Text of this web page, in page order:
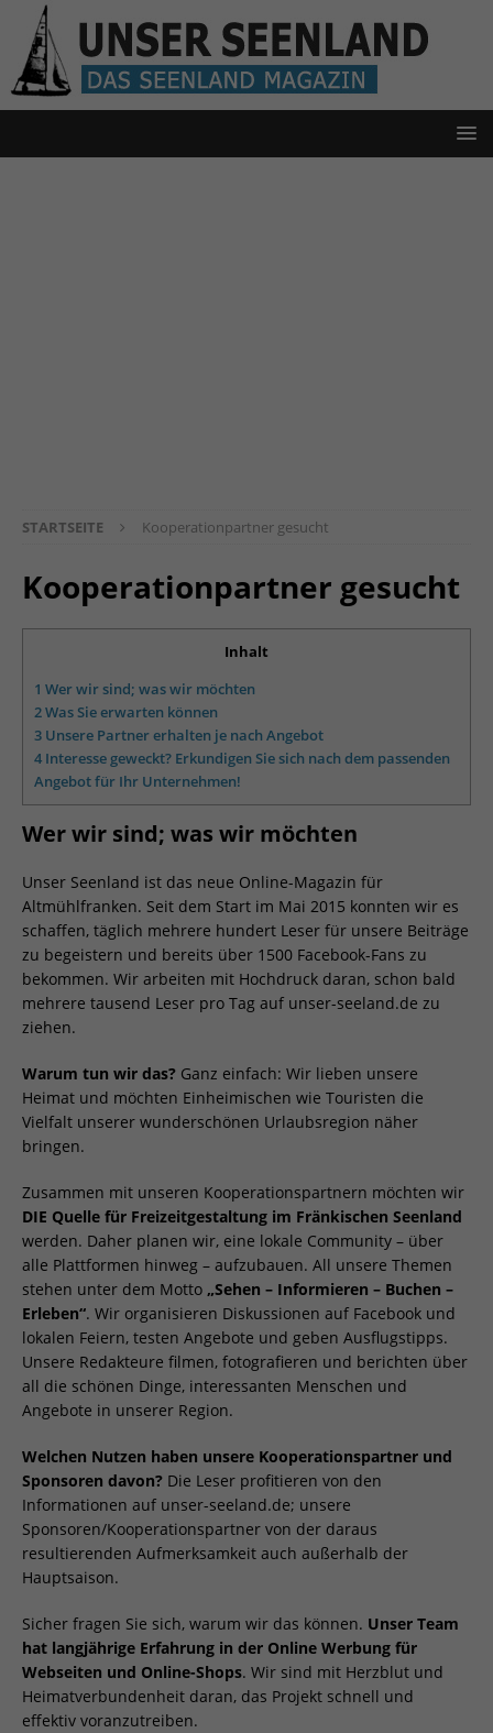
STARTSEITE Kooperationpartner gesucht
Kooperationpartner gesucht
Inhalt
1 Wer wir sind; was wir möchten
2Was Sie erwarten können
3 Unsere Partner erhalten je nach Angebot
4 Interesse geweckt? Erkundigen Sie sich nach dem passenden
Angebot für Ihr Unternehmen!
Wer wir sind; was wir möchten
Unser Seenland ist das neue Online-Magazin für
Altmühlfranken. Seit dem Start im Mai 2015 konnten wir es
schaffen, täglich mehrere hundert Leser für unsere Beiträge
zu begeistern und bereits über 1500 Facebook-Fans zu
bekommen. Wir arbeiten mit Hochdruck daran, schon bald
mehrere tausend Leser pro Tag auf unser-seeland.de zu
ziehen.
Warum tun wir das? Ganz einfach: Wir lieben unsere
Heimat und möchten Einheimischen wie Touristen die
Vielfalt unserer wunderschönen Urlaubsregion näher
bringen.
Zusammen mit unseren Kooperationspartnern möchten wir
DIE Quelle für Freizeitgestaltung im Fränkischen Seenland
werden. Daher planen wir, eine lokale Community – über
alle Plattformen hinweg – aufzubauen. All unsere Themen
stehen unter dem Motto „Sehen – Informieren – Buchen –
Erleben“. Wir organisieren Diskussionen auf Facebook und
lokalen Feiern, testen Angebote und geben Ausflugstipps.
Unsere Redakteure filmen, fotografieren und berichten über
all die schönen Dinge, interessanten Menschen und
Angebote in unserer Region.
Welchen Nutzen haben unsere Kooperationspartner und
Sponsoren davon? Die Leser profitieren von den
Informationen auf unser-seeland.de; unsere
Sponsoren/Kooperationspartner von der daraus
resultierenden Aufmerksamkeit auch außerhalb der
Hauptsaison.
Sicher fragen Sie sich, warum wir das können. Unser Team
hat langjährige Erfahrung in der Online Werbung für
Webseiten und Online-Shops. Wir sind mit Herzblut und
Heimatverbundenheit daran, das Projekt schnell und
effektiv voranzutreiben.